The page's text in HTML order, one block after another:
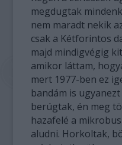
megdugtak
nem maradt nekik
csak a Kétforintos
majd mindigvégig
amikor láttam,
mert 1977-ben ez
bandám is
berúgtak, én meg
hazafelé a
aludni. Horkoltak,